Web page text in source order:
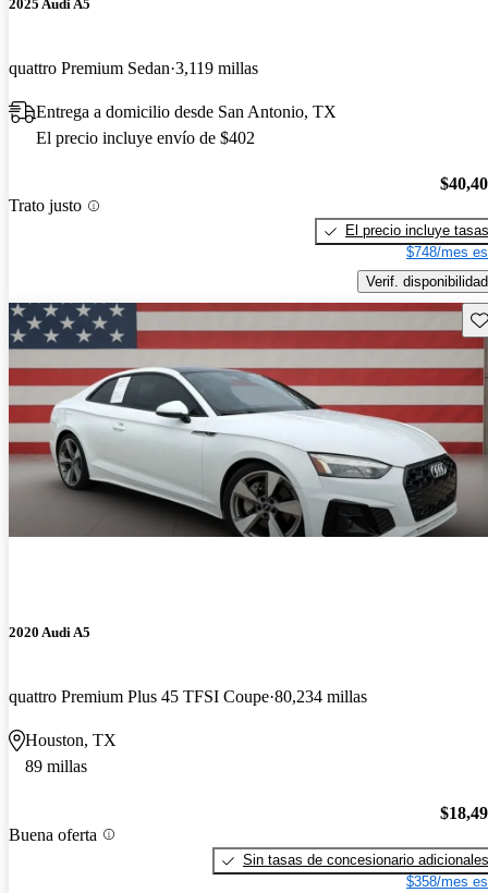
2025 Audi A5
quattro Premium Sedan 3,119 millas
Entrega a domicilio desde San Antonio, TX
El precio incluye envío de $402
Trato justo
El precio incluye tasas
$748/mes
Verif. disponibilidad
2020 Audi A5
quattro Premium Plus 45 TFSI Coupe 80,234 millas
Houston, TX
89 millas
Buena oferta
Sin tasas de concesionario adicionales
$358/mes